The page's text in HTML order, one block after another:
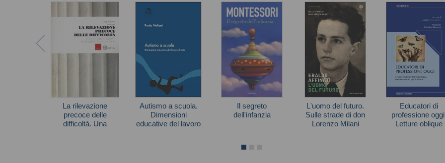
La rilevazione
precoce delle
difficoltà. Una
Autismo a scuola.
Dimensioni
educative del lavoro
Il segreto
dell'infanzia
L'uomo del futuro.
Sulle strade di don
Lorenzo Milani
Educatori di
professione
Letture oblique